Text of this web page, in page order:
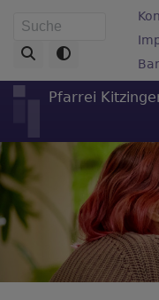
zum
Inhalt
Suche
Pfarrei